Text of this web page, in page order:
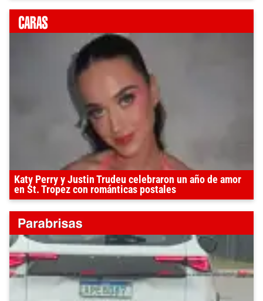
Katy Perry y Justin Trudeu celebraron un año de amor
en St. Tropez con románticas postales